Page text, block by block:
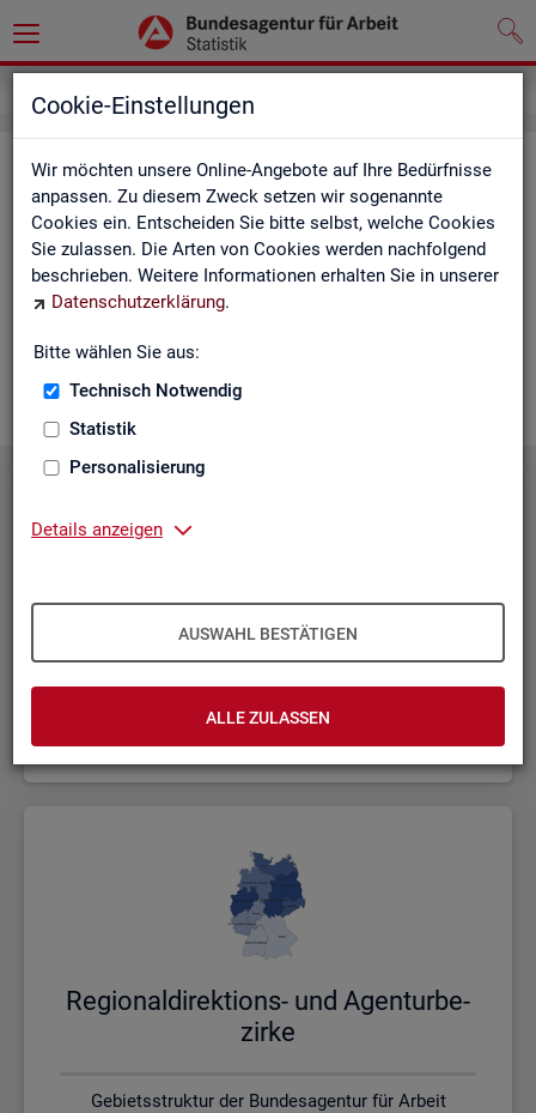
Cookie-Einstellungen
Wir möchten unsere Online-Angebote auf Ihre Bedürfnisse
anpassen. Zu diesem Zweck setzen wir sogenannte
Cookies ein. Entscheiden Sie bitte selbst, welche Cookies
Sie zulassen. Die Arten von Cookies werden nachfolgend
beschrieben. Weitere Informationen erhalten Sie in unserer
Datenschutzerklärung.
Bitte wählen Sie aus:
Technisch Notwendig
Statistik
Personalisierung
Details anzeigen
AUSWAHL BESTÄTIGEN
ALLE ZULASSEN
Sta­tis­ti­ken nach Re­gio­nen
Auf den fol­gen­den Sei­ten fin­den Sie Land­kar­ten und Ta­bel­len
mit den wich­tigs­ten ak­tu­el­len Eck­wer­ten zum Ar­beits- und
Aus­bil­dungs­markt. Über die Land­kar­ten ge­lan­gen Sie zu den
ent­spre­chen­den Zah­len für die von Ihnen ge­wünsch­te Re­gi­on.
grund-In­for­ma­tio­nen zu den re­gio­na­len Glie­de­run­gen zu­sam­
men­ge­stellt.
Bund, Län­der und Krei­se
Politische Gebietsstruktur
Re­gio­nal­di­rek­ti­ons- und Agen­tur­be­
zir­ke
Gebietsstruktur der Bundesagentur für Arbeit